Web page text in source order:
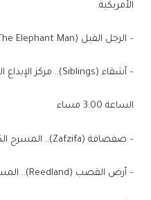
الأمريكية.
– الرجل الفيل (The Elephant Man).. سينما الزمالك 1.
– أشقاء (Siblings).. مركز الإبداع الفني.
الساعة 3:00 مساء
– صفصافة (Zafzifa).. المسرح الكبير.
– أرض القصب (Reedland).. المسرح الصغير.